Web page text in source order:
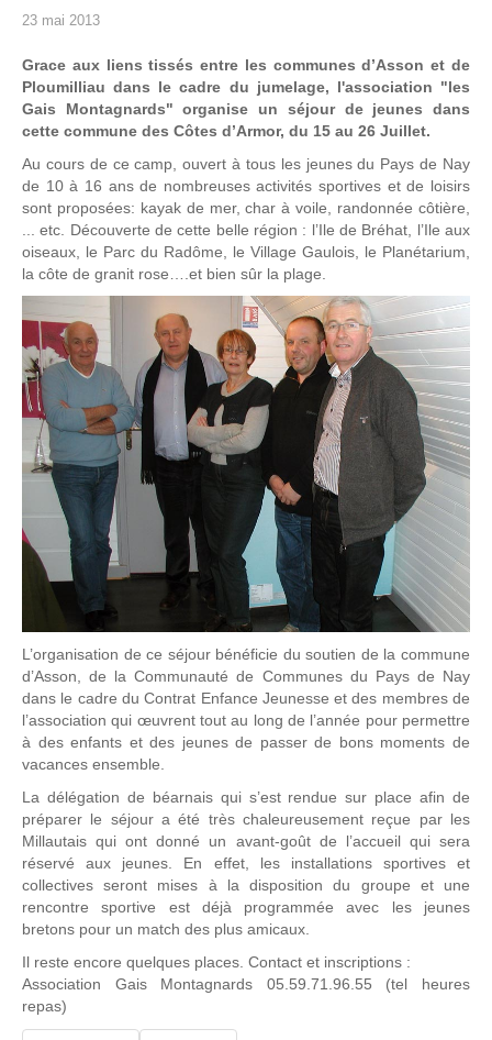
23 mai 2013
Grace aux liens tissés entre les communes d’Asson et de
Ploumilliau dans le cadre du jumelage, l'association "les
Gais Montagnards" organise un séjour de jeunes dans
cette commune des Côtes d’Armor, du 15 au 26 Juillet.
Au cours de ce camp, ouvert à tous les jeunes du Pays de Nay
de 10 à 16 ans de nombreuses activités sportives et de loisirs
sont proposées: kayak de mer, char à voile, randonnée côtière,
... etc. Découverte de cette belle région : l’Ile de Bréhat, l’Ile aux
oiseaux, le Parc du Radôme, le Village Gaulois, le Planétarium,
la côte de granit rose….et bien sûr la plage.
L’organisation de ce séjour bénéficie du soutien de la commune
d’Asson, de la Communauté de Communes du Pays de Nay
dans le cadre du Contrat Enfance Jeunesse et des membres de
l’association qui œuvrent tout au long de l’année pour permettre
à des enfants et des jeunes de passer de bons moments de
vacances ensemble.
La délégation de béarnais qui s’est rendue sur place afin de
préparer le séjour a été très chaleureusement reçue par les
Millautais qui ont donné un avant-goût de l’accueil qui sera
réservé aux jeunes. En effet, les installations sportives et
collectives seront mises à la disposition du groupe et une
rencontre sportive est déjà programmée avec les jeunes
bretons pour un match des plus amicaux.
Il reste encore quelques places. Contact et inscriptions :
Association Gais Montagnards 05.59.71.96.55 (tel heures
repas)